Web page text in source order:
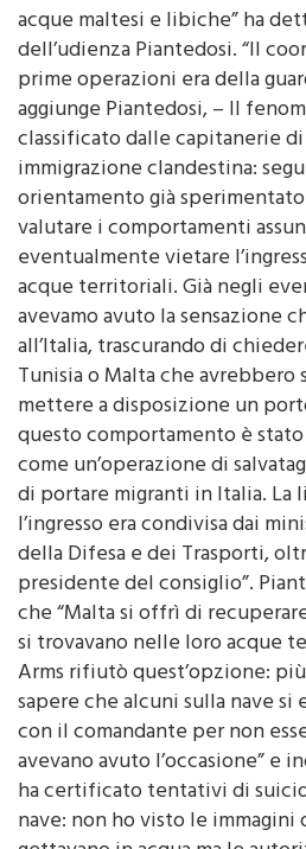
acque maltesi e libiche” ha
dell’udienza Piantedosi. “Il
prime operazioni era della
aggiunge Piantedosi, – Il
classificato dalle capitanerie
immigrazione clandestina:
orientamento già
valutare i comportamenti
eventualmente vietare
acque territoriali. Già negli
avevamo avuto la sensazione
all’Italia, trascurando di
Tunisia o Malta che
mettere a disposizione un
questo comportamento è
come un’operazione di
di portare migranti in Italia. La
l’ingresso era condivisa dai
della Difesa e dei Trasporti,
presidente del consiglio”.
che “Malta si offrì di
si trovavano nelle loro acque
Arms rifiutò quest’opzione:
sapere che alcuni sulla nave
con il comandante per non
avevano avuto l’occasione” e
ha certificato tentativi di
nave: non ho visto le immagini